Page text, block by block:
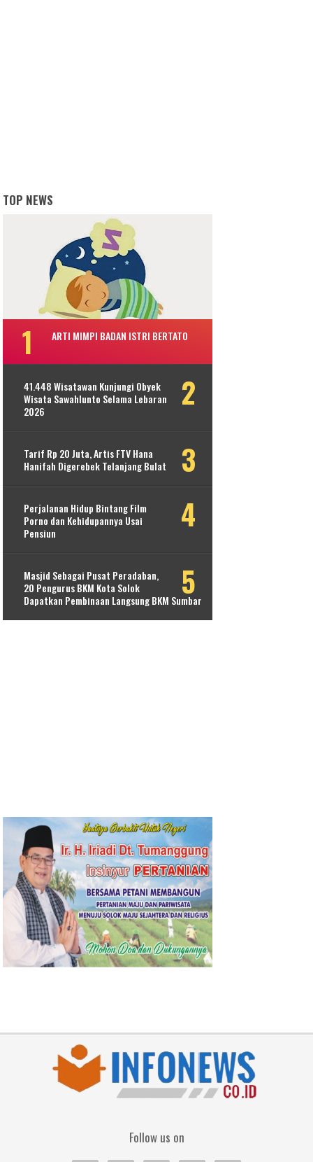
TOP NEWS
ARTI MIMPI BADAN ISTRI BERTATO
41.448 Wisatawan Kunjungi Obyek
Wisata Sawahlunto Selama Lebaran
2026
Tarif Rp 20 Juta, Artis FTV Hana
Hanifah Digerebek Telanjang Bulat
Perjalanan Hidup Bintang Film
Porno dan Kehidupannya Usai
Pensiun
Masjid Sebagai Pusat Peradaban,
20 Pengurus BKM Kota Solok
Dapatkan Pembinaan Langsung BKM Sumbar
Follow us on